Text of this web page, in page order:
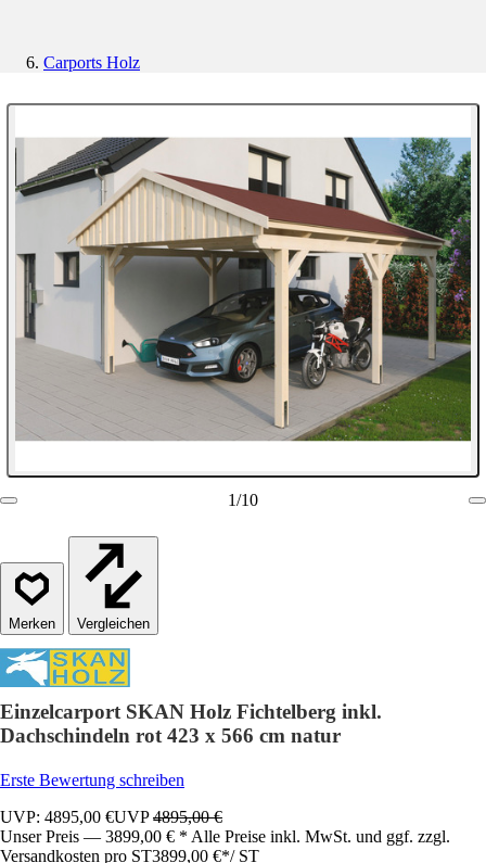
Carports Holz
1/10
Vergleichen
Einzelcarport SKAN Holz Fichtelberg inkl.
Dachschindeln rot 423 x 566 cm natur
Erste Bewertung schreiben
UVP: 4895,00 €UVP4895,00 €
Unser Preis — 3899,00 € * Alle Preise inkl. MwSt. und ggf. zzgl.
Versandkosten pro ST3899,00 €*/ ST